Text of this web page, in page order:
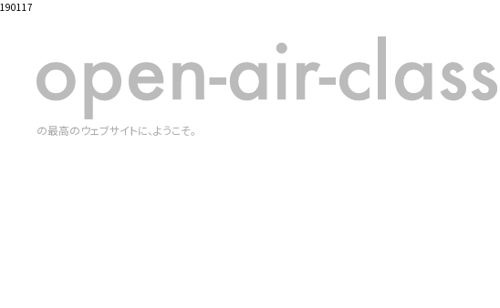
の最高のウェブサイトに、ようこそ。
190117